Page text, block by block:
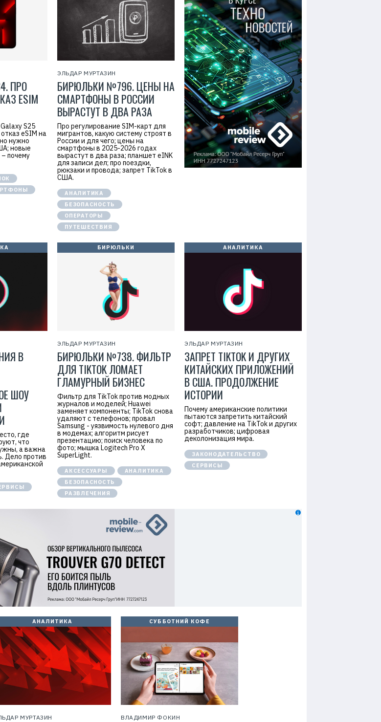
ПРО
ESIM
S25
eSIM на
нужно
новые
почему
ЭЛЬДАР МУРТАЗИН
БИРЮЛЬКИ №796. ЦЕНЫ НА
СМАРТФОНЫ В РОССИИ
ВЫРАСТУТ В ДВА РАЗА
Про регулирование SIM-карт для
мигрантов, какую систему строят в
России и для чего; цены на
смартфоны в 2025-2026 годах
вырастут в два раза; планшет eINK
для записи дел; про поездки,
рюкзаки и провода; запрет TikTok в
США.
АНАЛИТИКА
БЕЗОПАСНОСТЬ
ОПЕРАТОРЫ
ПУТЕШЕСТВИЯ
В
ШОУ
где
что
а важна
Дело против
БИРЮЛЬКИ
ЭЛЬДАР МУРТАЗИН
БИРЮЛЬКИ №738. ФИЛЬТР
ДЛЯ TIKTOK ЛОМАЕТ
ГЛАМУРНЫЙ БИЗНЕС
Фильтр для TikTok против модных
журналов и моделей; Huawei
заменяет компоненты; TikTok снова
удаляют с телефонов; провал
Samsung - уязвимость нулевого дня
в модемах; алгоритм рисует
презентацию; поиск человека по
фото; мышка Logitech Pro X
SuperLight.
АКСЕССУАРЫ
АНАЛИТИКА
БЕЗОПАСНОСТЬ
РАЗВЛЕЧЕНИЯ
АНАЛИТИКА
ЭЛЬДАР МУРТАЗИН
ЗАПРЕТ TIKTOK И ДРУГИХ
КИТАЙСКИХ ПРИЛОЖЕНИЙ
В США. ПРОДОЛЖЕНИЕ
ИСТОРИИ
Почему американские политики
пытаются запретить китайский
софт; давление на TikTok и других
разработчиков; цифровая
деколонизация мира.
ЗАКОНОДАТЕЛЬСТВО
СЕРВИСЫ
АНАЛИТИКА
МУРТАЗИН
СУББОТНИЙ КОФЕ
ВЛАДИМИР ФОКИН